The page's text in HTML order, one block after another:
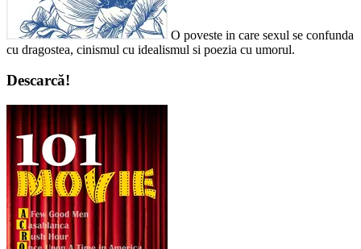
O poveste in care sexul se confunda
cu dragostea, cinismul cu idealismul si poezia cu umorul.
Descarcă!